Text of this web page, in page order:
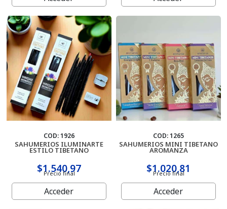
COD: 1926
SAHUMERIOS ILUMINARTE
ESTILO TIBETANO
$1.540,97
Precio final
Acceder
COD: 1265
SAHUMERIOS MINI TIBETANO
AROMANZA
$1.020,81
Precio final
Acceder
Porta Sahumerios
Perfumes Simil Hombre
Perfumes Simil Mujer
Pilas
Palo Santo
Sahumerios Dhoop
Sahumerios Conos Cascada
Sahumadores